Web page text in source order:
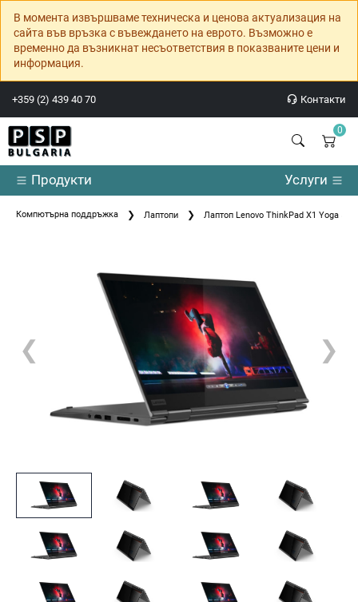
В момента извършваме техническа и ценова актуализация на
сайта във връзка с въвеждането на еврото. Възможно е
временно да възникнат несъответствия в показваните цени и
информация.
+359 (2) 439 40 70 Контакти
0
Продукти Услуги
Компютърна поддръжка Лаптопи Лаптоп Lenovo ThinkPad X1 Yoga 5
❮ ❯